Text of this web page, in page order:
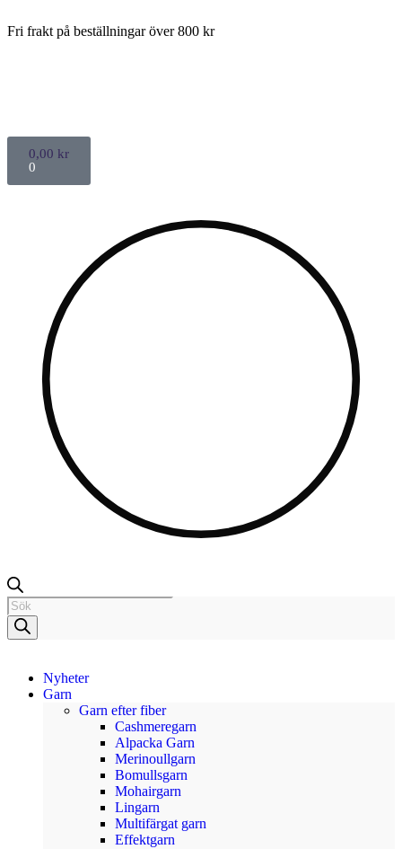
Fri frakt på beställningar över 800 kr
0,00 kr
0
Nyheter
Garn
Garn efter fiber
Cashmeregarn
Alpacka Garn
Merinoullgarn
Bomullsgarn
Mohairgarn
Lingarn
Multifärgat garn
Effektgarn